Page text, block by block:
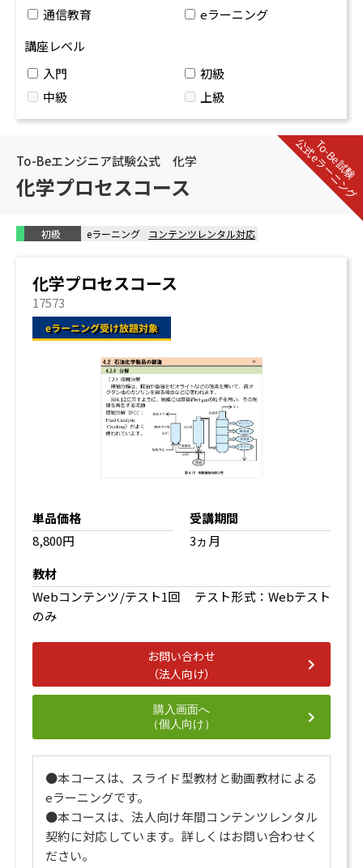
通信教育
eラーニング
講座レベル
入門
初級
中級
上級
To-Beエンジニア試験公式 化学
化学プロセスコース
To-Be試験
公式eラーニング
初級 eラーニング コンテンツレンタル対応
化学プロセスコース
17573
単品価格
8,800円
受講期間
3ヵ月
教材
Webコンテンツ/テスト1回 テスト形式：Webテスト
のみ
お問い合わせ
（法人向け）
購入画面へ
（個人向け）
●本コースは、スライド型教材と動画教材による
eラーニングです。
●本コースは、法人向け年間コンテンツレンタル
契約に対応しています。詳しくはお問い合わせく
ださい。